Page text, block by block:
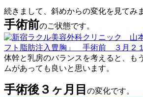
続きまして、斜めからの変化を見てみ
手術前のご状態です。
体幹と乳房のバランスを考えると、も
ムがあっても良いと思います。
手術後３ヶ月目 の変化です。